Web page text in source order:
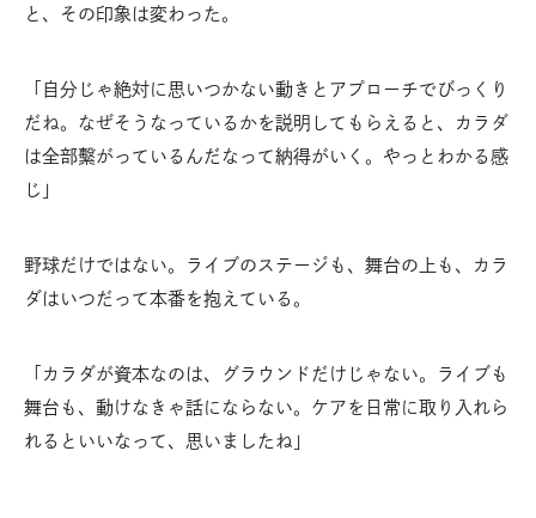
と、その印象は変わった。
「自分じゃ絶対に思いつかない動きとアプローチでびっくり
だね。なぜそうなっているかを説明してもらえると、カラダ
は全部繫がっているんだなって納得がいく。やっとわかる感
じ」
野球だけではない。ライブのステージも、舞台の上も、カラ
ダはいつだって本番を抱えている。
「カラダが資本なのは、グラウンドだけじゃない。ライブも
舞台も、動けなきゃ話にならない。ケアを日常に取り入れら
れるといいなって、思いましたね」